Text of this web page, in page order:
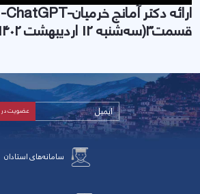
ارائه دکتر آمانج خرمیان-ChatGPT-
قسمت3(سه‌شنبه 12 اردیبهشت 1402)
سامانه‌های استادان